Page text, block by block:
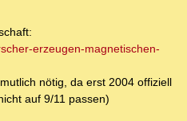
erzeugen-magnetischen-
nötig, da erst 2004 offiziell
auf 9/11 passen)